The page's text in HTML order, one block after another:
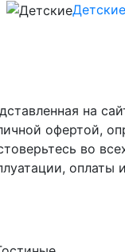
Детские
на
офертой,
во
оплаты